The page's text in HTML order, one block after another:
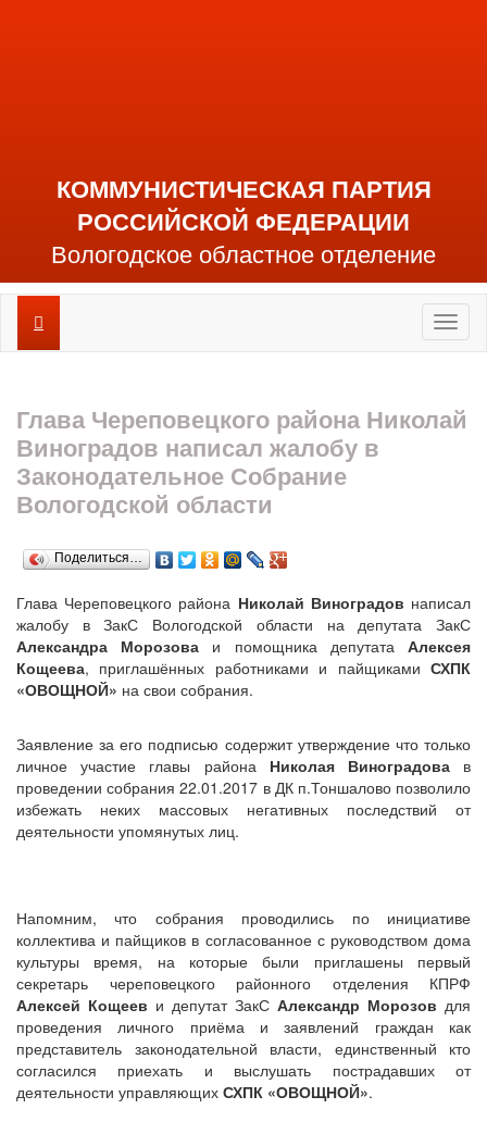
КОММУНИСТИЧЕСКАЯ ПАРТИЯ
РОССИЙСКОЙ ФЕДЕРАЦИИ
Вологодское областное отделение
Глава Череповецкого района Николай
Виноградов написал жалобу в
Законодательное Собрание
Вологодской области
Поделиться…
Глава Череповецкого района Николай Виноградов написал
жалобу в ЗакС Вологодской области на депутата ЗакС
Александра Морозова и помощника депутатаАлексея
Кощеева, приглашённых работниками и пайщиками СХПК
«ОВОЩНОЙ» на свои собрания.
Заявление за его подписью содержит утверждение что только
личное участие главы района Николая Виноградовав
проведении собрания 22.01.2017 в ДК п.Тоншалово позволило
избежать неких массовых негативных последствий от
деятельности упомянутых лиц.
Напомним, что собрания проводились по инициативе
коллектива и пайщиков в согласованное с руководством дома
культуры время, на которые были приглашены первый
секретарь череповецкого районного отделения КПРФ
Алексей Кощеев и депутат ЗакС Александр Морозов для
проведения личного приёма и заявлений граждан как
представитель законодательной власти, единственный кто
согласился приехать и выслушать пострадавших от
деятельности управляющих СХПК «ОВОЩНОЙ».